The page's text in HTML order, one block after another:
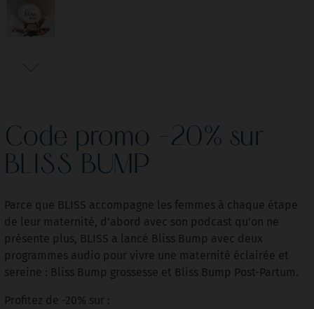
Code promo -20% sur
BLISS BUMP
Parce que BLISS accompagne les femmes à chaque étape
de leur maternité, d'abord avec son podcast qu'on ne
présente plus, BLISS a lancé Bliss Bump avec deux
programmes audio pour vivre une maternité éclairée et
sereine : Bliss Bump grossesse et Bliss Bump Post-Partum.
Profitez de -20% sur :